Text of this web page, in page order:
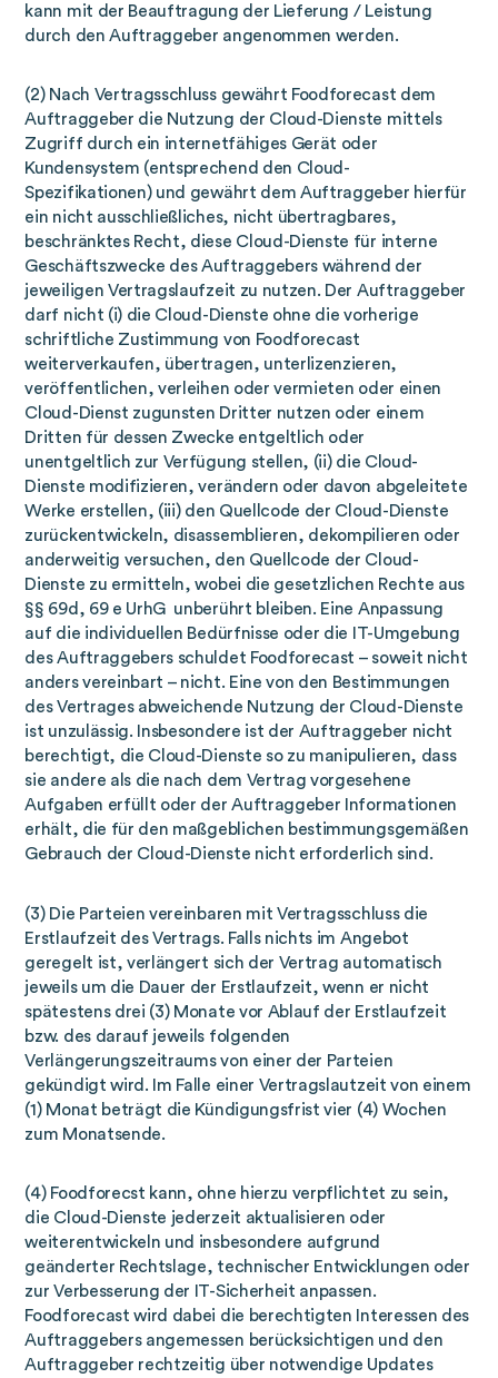
kann mit der Beauftragung der Lieferung / Leistung
durch den Auftraggeber angenommen werden.
(2) Nach Vertragsschluss gewährt Foodforecast dem
Auftraggeber die Nutzung der Cloud-Dienste mittels
Zugriff durch ein internetfähiges Gerät oder
Kundensystem (entsprechend den Cloud-
Spezifikationen) und gewährt dem Auftraggeber hierfür
ein nicht ausschließliches, nicht übertragbares,
beschränktes Recht, diese Cloud-Dienste für interne
Geschäftszwecke des Auftraggebers während der
jeweiligen Vertragslaufzeit zu nutzen. Der Auftraggeber
darf nicht (i) die Cloud-Dienste ohne die vorherige
schriftliche Zustimmung von Foodforecast
weiterverkaufen, übertragen, unterlizenzieren,
veröffentlichen, verleihen oder vermieten oder einen
Cloud-Dienst zugunsten Dritter nutzen oder einem
Dritten für dessen Zwecke entgeltlich oder
unentgeltlich zur Verfügung stellen, (ii) die Cloud-
Dienste modifizieren, verändern oder davon abgeleitete
Werke erstellen, (iii) den Quellcode der Cloud-Dienste
zurückentwickeln, disassemblieren, dekompilieren oder
anderweitig versuchen, den Quellcode der Cloud-
Dienste zu ermitteln, wobei die gesetzlichen Rechte aus
§§ 69d, 69 e UrhG unberührt bleiben. Eine Anpassung
auf die individuellen Bedürfnisse oder die IT-Umgebung
des Auftraggebers schuldet Foodforecast – soweit nicht
anders vereinbart – nicht. Eine von den Bestimmungen
des Vertrages abweichende Nutzung der Cloud-Dienste
ist unzulässig. Insbesondere ist der Auftraggeber nicht
berechtigt, die Cloud-Dienste so zu manipulieren, dass
sie andere als die nach dem Vertrag vorgesehene
Aufgaben erfüllt oder der Auftraggeber Informationen
erhält, die für den maßgeblichen bestimmungsgemäßen
Gebrauch der Cloud-Dienste nicht erforderlich sind.
(3) Die Parteien vereinbaren mit Vertragsschluss die
Erstlaufzeit des Vertrags. Falls nichts im Angebot
geregelt ist, verlängert sich der Vertrag automatisch
jeweils um die Dauer der Erstlaufzeit, wenn er nicht
spätestens drei (3) Monate vor Ablauf der Erstlaufzeit
bzw. des darauf jeweils folgenden
Verlängerungszeitraums von einer der Parteien
gekündigt wird. Im Falle einer Vertragslautzeit von einem
(1) Monat beträgt die Kündigungsfrist vier (4) Wochen
zum Monatsende.
(4) Foodforecst kann, ohne hierzu verpflichtet zu sein,
die Cloud-Dienste jederzeit aktualisieren oder
weiterentwickeln und insbesondere aufgrund
geänderter Rechtslage, technischer Entwicklungen oder
zur Verbesserung der IT-Sicherheit anpassen.
Foodforecast wird dabei die berechtigten Interessen des
Auftraggebers angemessen berücksichtigen und den
Auftraggeber rechtzeitig über notwendige Updates